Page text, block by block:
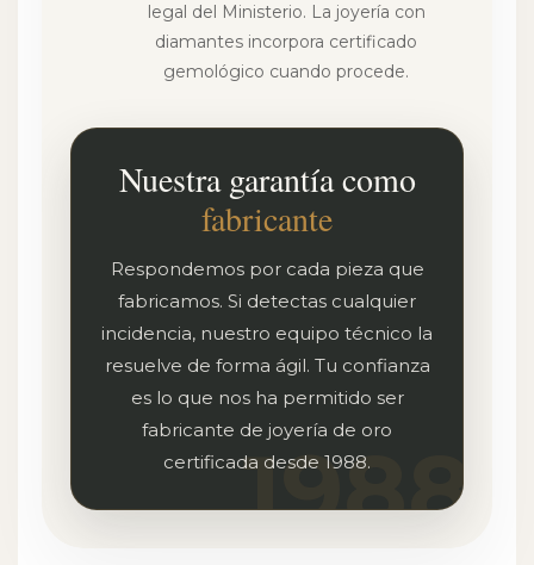
legal del Ministerio. La joyería con
diamantes incorpora certificado
gemológico cuando procede.
Nuestra garantía como
fabricante
Respondemos por cada pieza que
fabricamos. Si detectas cualquier
incidencia, nuestro equipo técnico la
resuelve de forma ágil. Tu confianza
es lo que nos ha permitido ser
fabricante de joyería de oro
certificada desde 1988.